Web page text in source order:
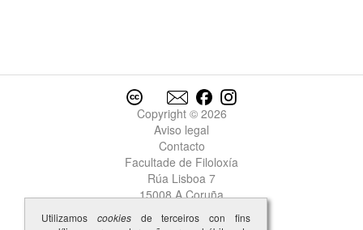
Copyright © 2026
Aviso legal
Contacto
Facultade de Filoloxía
Rúa Lisboa 7
15008 A Coruña
Utilizamos cookiesde terceiros con fins